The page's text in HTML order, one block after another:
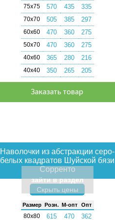
75х75 570 435 335
70х70 505 385 297
60х60 470 360 275
50х70 470 360 275
40х60 365 280 216
40х40 350 265 205
Заказать товар
Наволочки из абстракции серо-
белых квадратов Шуйской бязи
Сорренто
зайти в раздел
Скрыть цены
Раз­мер Розн. М-опт Опт
80х80 615 470 362